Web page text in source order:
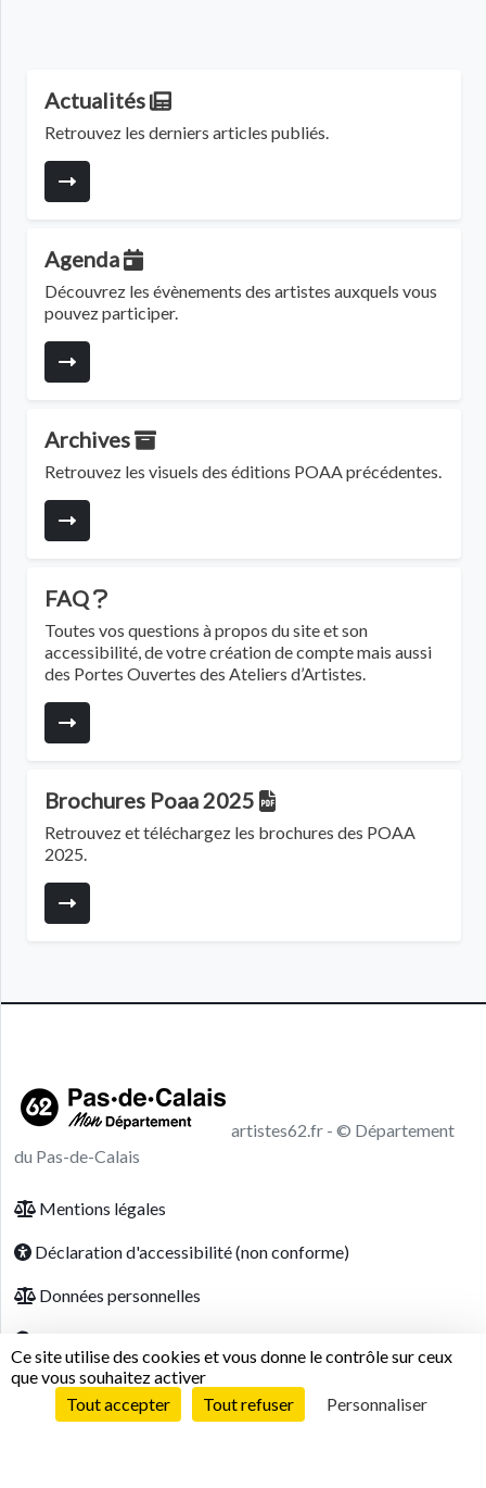
Actualités
Retrouvez les derniers articles publiés.
Agenda
Découvrez les évènements des artistes auxquels vous
pouvez participer.
Archives
Retrouvez les visuels des éditions POAA précédentes.
FAQ
Toutes vos questions à propos du site et son
accessibilité, de votre création de compte mais aussi
des Portes Ouvertes des Ateliers d’Artistes.
Brochures Poaa 2025
Retrouvez et téléchargez les brochures des POAA
2025.
artistes62.fr - © Département
du Pas-de-Calais
Footer menu
Mentions légales
Déclaration d'accessibilité (non conforme)
Données personnelles
Ce site utilise des cookies et vous donne le contrôle sur ceux
que vous souhaitez activer
Tout accepter
Tout refuser Personnaliser